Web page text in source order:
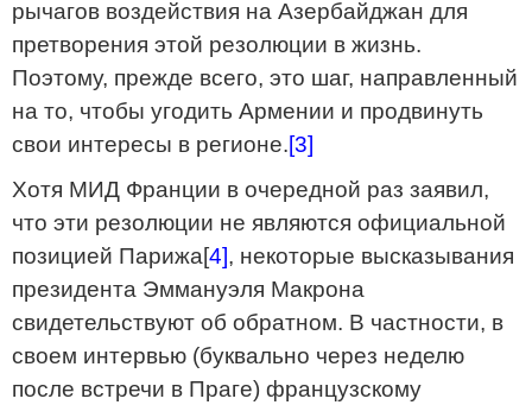
рычагов воздействия на Азербайджан для
претворения этой резолюции в жизнь.
Поэтому, прежде всего, это шаг, направленный
на то, чтобы угодить Армении и продвинуть
свои интересы в регионе.[3]
Хотя МИД Франции в очередной раз заявил,
что эти резолюции не являются официальной
позицией Парижа[4], некоторые высказывания
президента Эммануэля Макрона
свидетельствуют об обратном. В частности, в
своем интервью (буквально через неделю
после встречи в Праге) французскому